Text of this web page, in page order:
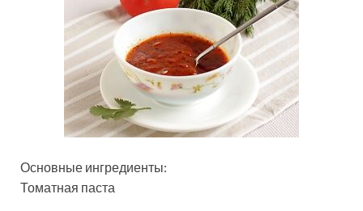
Основные ингредиенты:
Томатная паста